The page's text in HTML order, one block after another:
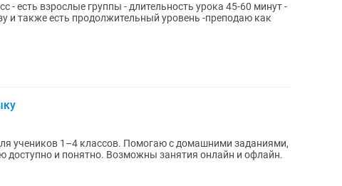
и также есть продолжительный уровень -преподаю как
учеников 1–4 классов. Помогаю с домашними заданиями,
доступно и понятно. Возможны занятия онлайн и офлайн.